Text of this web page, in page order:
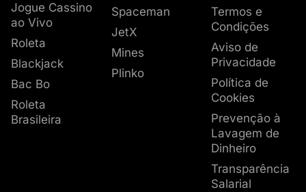
Jogue Cassino
ao Vivo
Roleta
Blackjack
Bac Bo
Roleta
Brasileira
Spaceman
JetX
Mines
Plinko
Termos e
Condições
Aviso de
Privacidade
Política de
Cookies
Prevenção à
Lavagem de
Dinheiro
Transparência
Salarial